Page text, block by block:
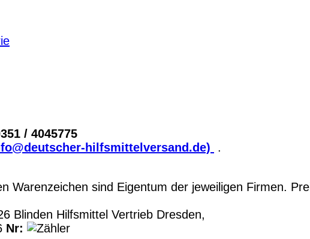
/ 4045775
hilfsmittelversand.de) .
Warenzeichen sind Eigentum der jeweiligen Firmen.
Blinden Hilfsmittel Vertrieb Dresden,
Nr: